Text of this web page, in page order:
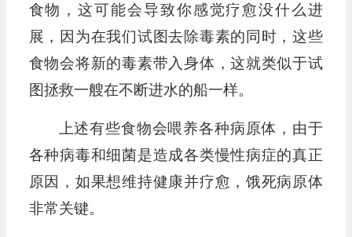
食物，这可能会导致你感觉疗愈没什么进
展，因为在我们试图去除毒素的同时，这些
食物会将新的毒素带入身体，这就类似于试
图拯救一艘在不断进水的船一样。
上述有些食物会喂养各种病原体，由于
各种病毒和细菌是造成各类慢性病症的真正
原因，如果想维持健康并疗愈，饿死病原体
非常关键。